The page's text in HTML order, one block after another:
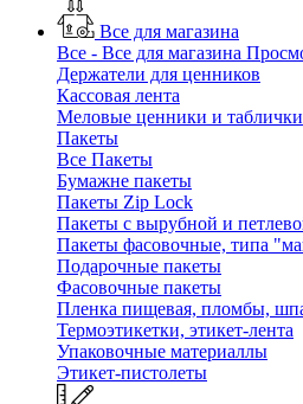
Все для магазина
Все - Все для магазина
Держатели для ценников
Кассовая лента
Меловые ценники и таблички
Пакеты
Все Пакеты
Бумажне пакеты
Пакеты Zip Lock
Пакеты с вырубной и
Пакеты фасовочные, типа
Подарочные пакеты
Фасовочные пакеты
Пленка пищевая, пломбы,
Термоэтикетки, этикет-лента
Упаковочные материаллы
Этикет-пистолеты